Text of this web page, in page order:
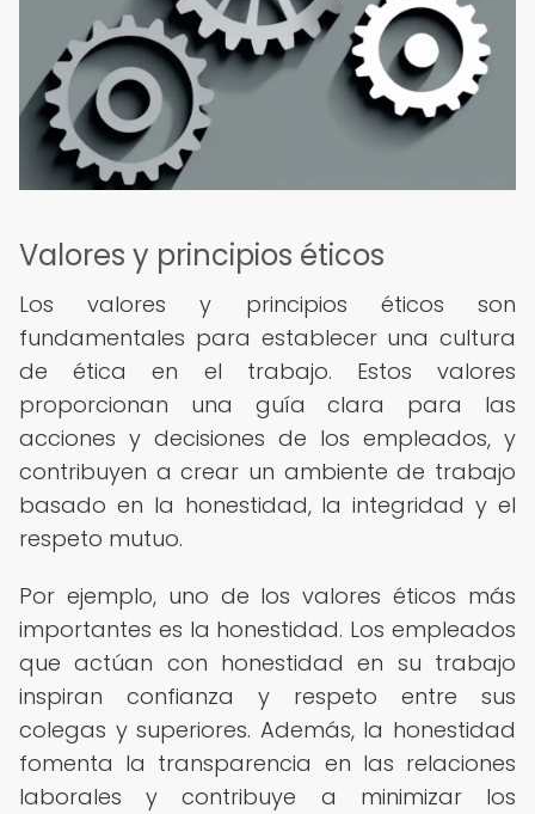
Valores y principios éticos
Los valores y principios éticos son
fundamentales para establecer una cultura
de ética en el trabajo. Estos valores
proporcionan una guía clara para las
acciones y decisiones de los empleados, y
contribuyen a crear un ambiente de trabajo
basado en la honestidad, la integridad y el
respeto mutuo.
Por ejemplo, uno de los valores éticos más
importantes es la honestidad. Los empleados
que actúan con honestidad en su trabajo
inspiran confianza y respeto entre sus
colegas y superiores. Además, la honestidad
fomenta la transparencia en las relaciones
laborales y contribuye a minimizar los